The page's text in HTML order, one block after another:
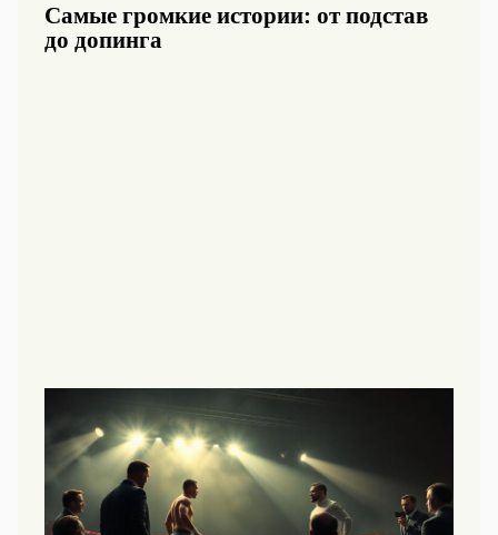
Самые громкие истории: от подстав
до допинга